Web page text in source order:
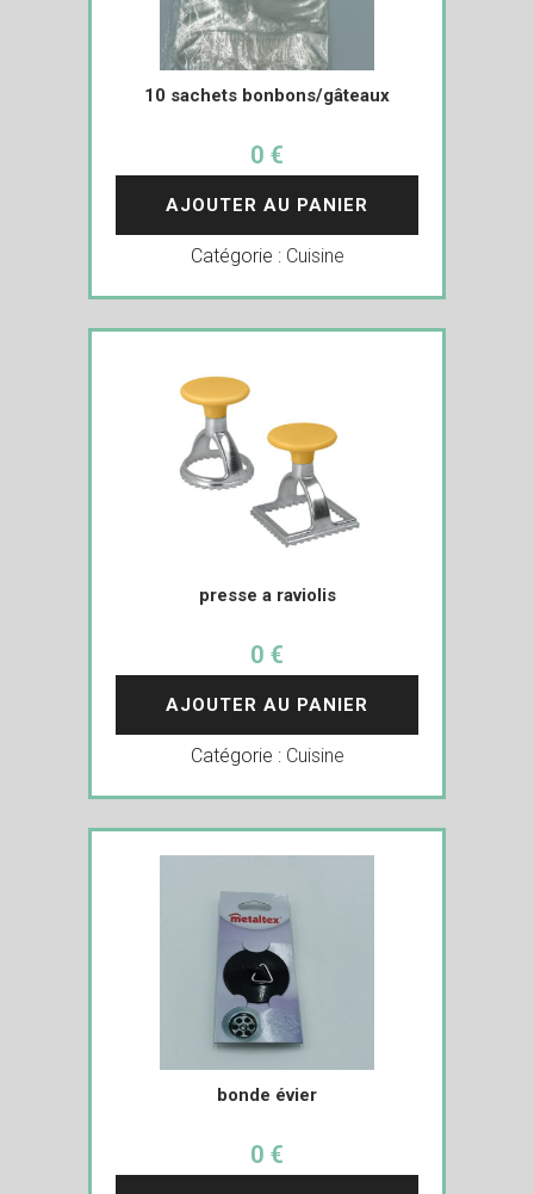
10 sachets bonbons/gâteaux
0 €
AJOUTER AU PANIER
Catégorie : Cuisine
presse a raviolis
0 €
AJOUTER AU PANIER
Catégorie : Cuisine
bonde évier
0 €